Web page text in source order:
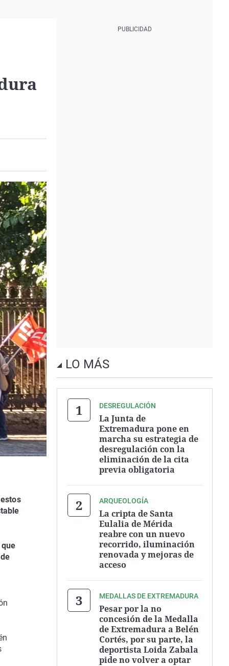
LO MÁS
DESREGULACIÓN
La Junta de
Extremadura pone en
marcha su estrategia de
desregulación con la
eliminación de la cita
previa obligatoria
ARQUEOLOGÍA
La cripta de Santa
Eulalia de Mérida
reabre con un nuevo
recorrido, iluminación
renovada y mejoras de
acceso
MEDALLAS DE EXTREMADURA
Pesar por la no
concesión de la Medalla
de Extremadura a Belén
Cortés, por su parte, la
deportista Loida Zabala
pide no volver a optar